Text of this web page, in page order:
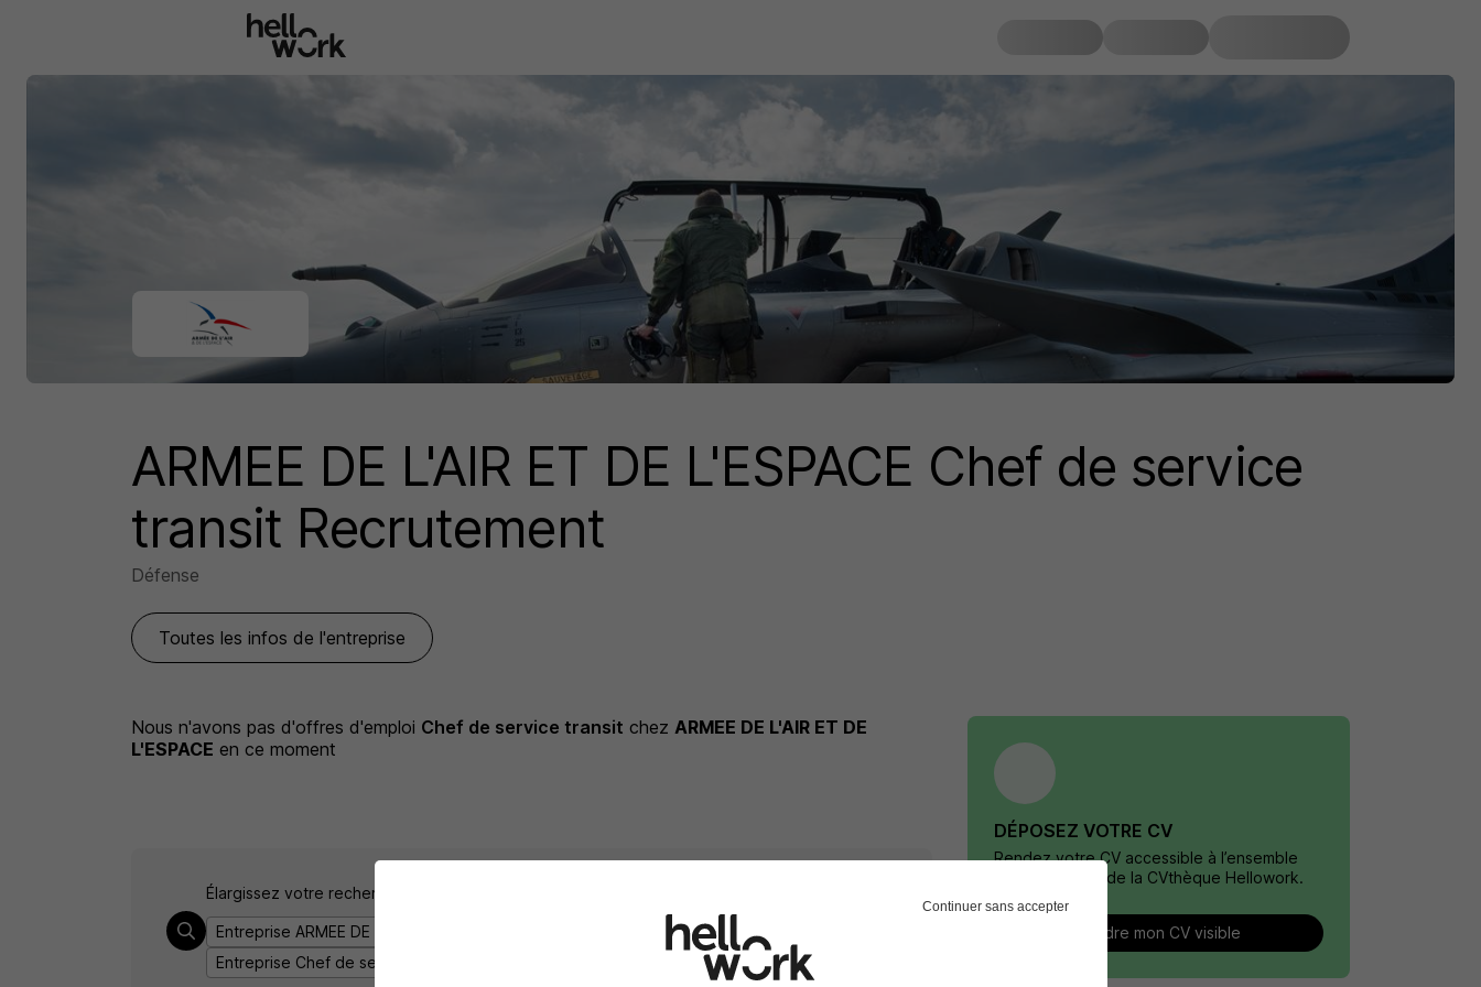
ARMEE DE L'AIR ET DE L'ESPACE Chef de service
transit Recrutement
Défense
Toutes les infos de l'entreprise
Nous n'avons pas d'offres d'emploi Chef de service transit chez ARMEE DE L'AIR ET DE
L'ESPACE en ce moment
Élargissez votre recherche de
Entreprise ARMEE DE L'AIR ET DE L'ESPACE
Emploi Chef de service transit
Entreprise Chef de service transit
DÉPOSEZ VOTRE CV
Rendez votre CV accessible à l’ensemble
des recruteurs de la CVthèque Hellowork.
Rendre mon CV visible
Continuer sans accepter